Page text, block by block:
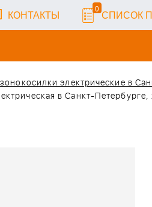
КОНТАКТЫ 0 СПИСОК
электрические в
в Санкт-